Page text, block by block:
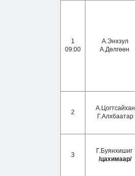
1
09:00
А.Энхзул
А.Дөлгөөн
2
А.Цогтсайхан
Г.Алхбаатар
3
Г.Буянхишиг
/цахимаар/